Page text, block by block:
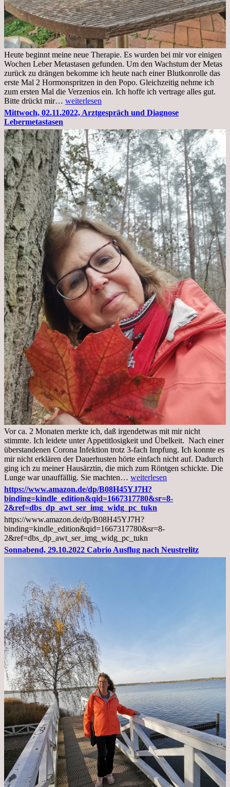
Heute beginnt meine neue Therapie. Es wurden bei mir vor einigen
Wochen Leber Metastasen gefunden. Um den Wachstum der Metas
zurück zu drängen bekomme ich heute nach einer Blutkonrolle das
erste Mal 2 Hormonspritzen in den Popo. Gleichzeitig nehme ich
zum ersten Mal die Verzenios ein. Ich hoffe ich vertrage alles gut.
Bitte drückt mir… Mittwoch,
09.11.2022
weiterlesen
Mittwoch, 02.11.2022, Arztgespräch und Diagnose
Lebermetastasen
Vor ca. 2 Monaten merkte ich, daß irgendetwas mit mir nicht
stimmte. Ich leidete unter Appetitlosigkeit und Übelkeit. Nach einer
überstandenen Corona Infektion trotz 3-fach Impfung. Ich konnte es
mir nicht erklären der Dauerhusten hörte einfach nicht auf. Dadurch
ging ich zu meiner Hausärztin, die mich zum Röntgen schickte. Die
Lunge war unauffällig. Sie machten… Mittwoch,
02.11.2022,
Arztgespräch
und
Diagnose
Lebermetastasen
weiterlesen
https://www.amazon.de/dp/B08H45YJ7H?
binding=kindle_edition&qid=1667317780&sr=8-
2&ref=dbs_dp_awt_ser_img_widg_pc_tukn
https://www.amazon.de/dp/B08H45YJ7H?
binding=kindle_edition&qid=1667317780&sr=8-
2&ref=dbs_dp_awt_ser_img_widg_pc_tukn
Sonnabend, 29.10.2022 Cabrio Ausflug nach Neustrelitz